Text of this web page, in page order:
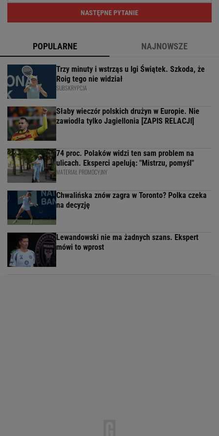
NASTĘPNE PYTANIE
POPULARNE NAJNOWSZE
Trzy minuty i wstrząs u Igi Świątek. Szkoda, że
Roig tego nie widział
SUBSKRYPCJA
Słaby wieczór polskich drużyn w Europie. Nie
zawiodła tylko Jagiellonia [ZAPIS RELACJI]
74 proc. Polaków widzi ten sam problem na
ulicach. Eksperci apelują: "Mistrzu, pomyśl"
MATERIAŁ PROMOCYJNY
Chwalińska znów zagra w Toronto? Polka czeka
na decyzję
Lewandowski nie ma żadnych szans. Ekspert
mówi to wprost